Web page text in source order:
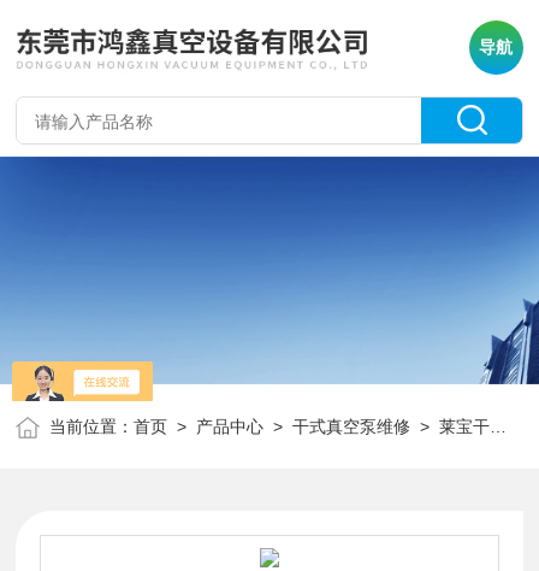
导航
当前位置：首页 > 产品中心 >干式真空泵维修 >莱宝干泵维修